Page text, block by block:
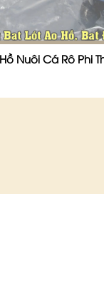
Nuôi Cá Rô Phi